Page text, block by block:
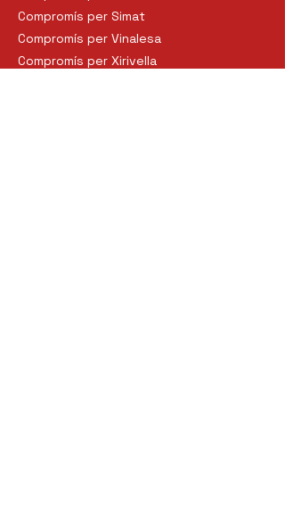
Compromís per Simat
Compromís per Vinalesa
Compromís per Xirivella